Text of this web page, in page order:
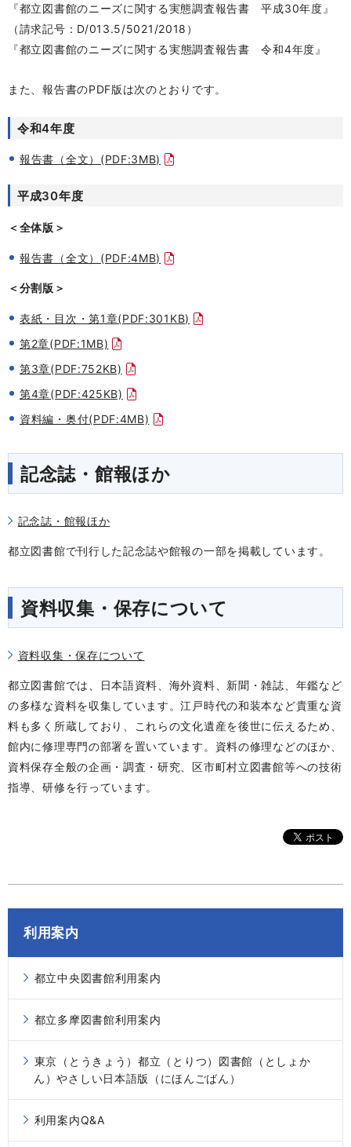
『都立図書館のニーズに関する実態調査報告書平成30年度 』
（請求記号：D/013.5/5021/2018）
『都立図書館のニーズに関する実態調査報告書 令和4年度 』
また、報告書のPDF版は次のとおりです。
令和4年度
報告書（全文）(PDF:3MB)
平成30年度
＜全体版＞
報告書（全文）(PDF:4MB)
＜分割版＞
表紙・目次・第1章(PDF:301KB)
第2章(PDF:1MB)
第3章(PDF:752KB)
第4章(PDF:425KB)
資料編・奥付(PDF:4MB)
記念誌・館報ほか
記念誌・館報ほか
都立図書館で刊行した記念誌や館報の一部を掲載しています。
資料収集・保存について
資料収集・保存について
都立図書館では、日本語資料、海外資料、新聞・雑誌、年鑑など
の多様な資料を収集しています。江戸時代の和装本など貴重な資
料も多く所蔵しており、これらの文化遺産を後世に伝えるため、
館内に修理専門の部署を置いています。資料の修理などのほか、
資料保存全般の企画・調査・研究、区市町村立図書館等への技術
指導、研修を行っています。
利用案内
都立中央図書館利用案内
都立多摩図書館利用案内
東京（とうきょう）都立（とりつ）図書館（としょか
ん）やさしい日本語版（にほんごばん）
利用案内Q&A